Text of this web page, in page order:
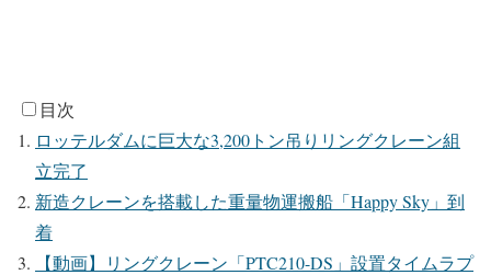
目次
ロッテルダムに巨大な3,200トン吊りリングクレーン組
立完了
新造クレーンを搭載した重量物運搬船「Happy Sky」到
着
【動画】リングクレーン「PTC210-DS」設置タイムラプ